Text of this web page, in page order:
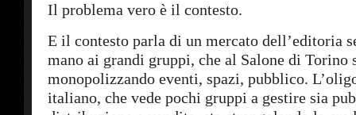
Il problema vero è il contesto.
E il contesto parla di un mercato dell’editoria
mano ai grandi gruppi, che al Salone di Torino
monopolizzando eventi, spazi, pubblico.
italiano, che vede pochi gruppi a gestire sia